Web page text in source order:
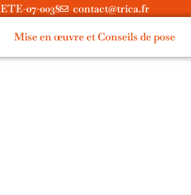
ETE-07-0038 contact@trica.fr
Mise en œuvre et Conseils de pose